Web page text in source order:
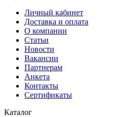
Личный кабинет
Доставка и оплата
О компании
Статьи
Новости
Вакансии
Партнерам
Анкета
Контакты
Сертификаты
Каталог